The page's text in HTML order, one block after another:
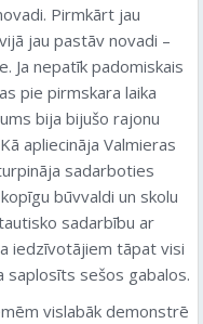
Pirmkārt jau
jau pastāv novadi –
Ja nepatīk padomiskais
pie pirmskara laika
bija bijušo rajonu
apliecināja Valmieras
sadarboties
būvvaldi un skolu
sadarbību ar
iedzīvotājiem tāpat visi
saplosīts sešos gabalos.
vislabāk demonstrē